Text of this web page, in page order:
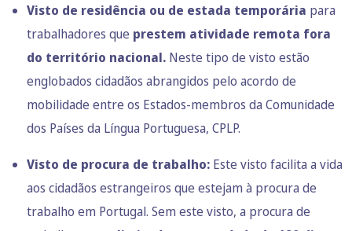
Visto de residência ou de estada temporária para
trabalhadores que prestem atividade remota fora
do território nacional. Neste tipo de visto estão
englobados cidadãos abrangidos pelo acordo de
mobilidade entre os Estados-membros da Comunidade
dos Países da Língua Portuguesa, CPLP.
Visto de procura de trabalho: Este visto facilita a vida
aos cidadãos estrangeiros que estejam à procura de
trabalho em Portugal. Sem este visto, a procura de